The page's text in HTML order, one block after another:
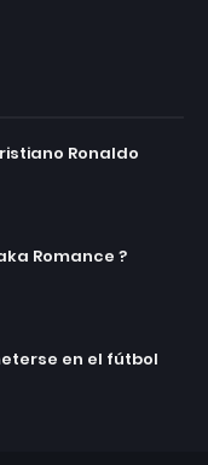
Ronaldo
Romance ?
en el fútbol